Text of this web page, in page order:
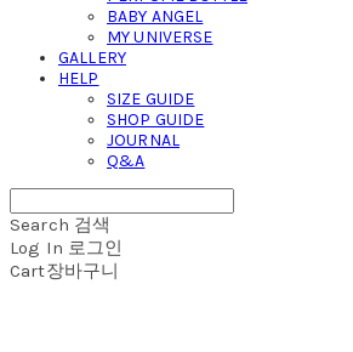
BABY ANGEL
MY UNIVERSE
GALLERY
HELP
SIZE GUIDE
SHOP GUIDE
JOURNAL
Q&A
Search 검색
Log In 로그인
Cart장바구니